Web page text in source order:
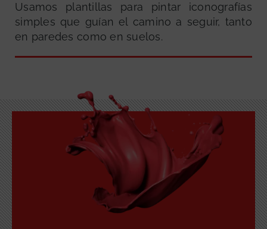
Usamos plantillas para pintar iconografías
simples que guían el camino a seguir, tanto
en paredes como en suelos.